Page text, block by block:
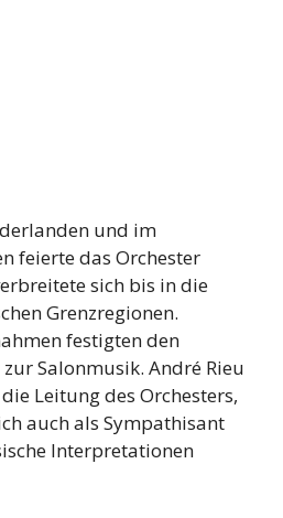
und im
feierte das Orchester
sich bis in die
Grenzregionen.
festigten den
Salonmusik. André Rieu
Leitung des Orchesters,
auch als Sympathisant
Interpretationen